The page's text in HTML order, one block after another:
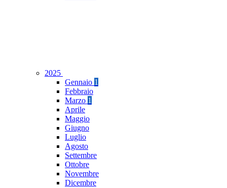
2025
Gennaio 1
Febbraio
Marzo 1
Aprile
Maggio
Giugno
Luglio
Agosto
Settembre
Ottobre
Novembre
Dicembre